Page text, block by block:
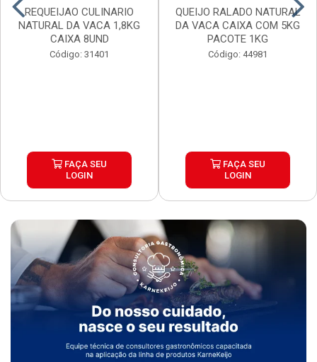
REQUEIJAO CULINARIO
NATURAL DA VACA 1,8KG
CAIXA 8UND
Código: 31401
FAÇA SEU
LOGIN
QUEIJO RALADO NATURAL
DA VACA CAIXA COM 5KG
PACOTE 1KG
Código: 44981
FAÇA SEU
LOGIN